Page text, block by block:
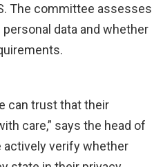
The committee assesses
data and whether
can trust that their
care,” says the head of
actively verify whether